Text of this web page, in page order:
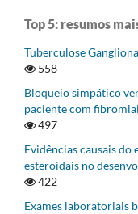
Top 5: resumos
Tuberculose
558
Bloqueio simpático
paciente com
497
Evidências causais
esteroidais no
422
Exames laboratoriais